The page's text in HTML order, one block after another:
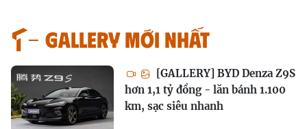
GALLERY MỚI NHẤT
[GALLERY] BYD Denza Z9S
hơn 1,1 tỷ đồng - lăn bánh 1.100
km, sạc siêu nhanh